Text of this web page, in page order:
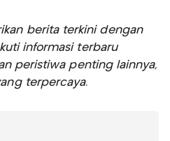
berita terkini dengan
informasi terbaru
peristiwa penting lainnya,
terpercaya.